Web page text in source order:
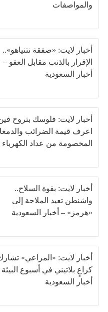
والمواصفات
أخبار لايت: «صفقة نتنياهو»..
الإقرار بالذنب مقابل العفو –
أخبار السعودية
أخبار لايت: فلوسك بتروح
اعرف قيمة الضرائب
المخصومة من عداد الكهرباء
أخبار لايت: بقوة السلاح..
واشنطن تعيد الملاحة إلى
«هرمز» – أخبار السعودية
أخبار لايت: «المراعي»
كراعٍ بلاتيني في أسبوع
أخبار السعودية